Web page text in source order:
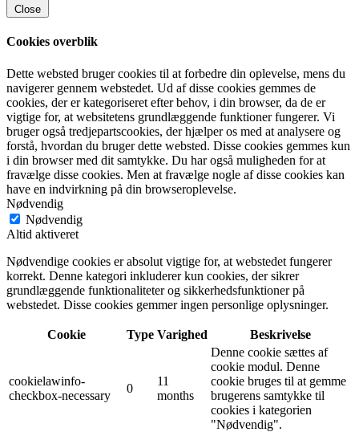
Close
Cookies overblik
Dette websted bruger cookies til at forbedre din oplevelse, mens du
navigerer gennem webstedet. Ud af disse cookies gemmes de
cookies, der er kategoriseret efter behov, i din browser, da de er
vigtige for, at websitetens grundlæggende funktioner fungerer. Vi
bruger også tredjepartscookies, der hjælper os med at analysere og
forstå, hvordan du bruger dette websted. Disse cookies gemmes kun
i din browser med dit samtykke. Du har også muligheden for at
fravælge disse cookies. Men at fravælge nogle af disse cookies kan
have en indvirkning på din browseroplevelse.
Nødvendig
Nødvendig
Altid aktiveret
Nødvendige cookies er absolut vigtige for, at webstedet fungerer
korrekt. Denne kategori inkluderer kun cookies, der sikrer
grundlæggende funktionaliteter og sikkerhedsfunktioner på
webstedet. Disse cookies gemmer ingen personlige oplysninger.
Cookie Type Varighed Beskrivelse
cookielawinfo-
checkbox-necessary
0
11
months
Denne cookie sættes af
cookie modul. Denne
cookie bruges til at gemme
brugerens samtykke til
cookies i kategorien
"Nødvendig".